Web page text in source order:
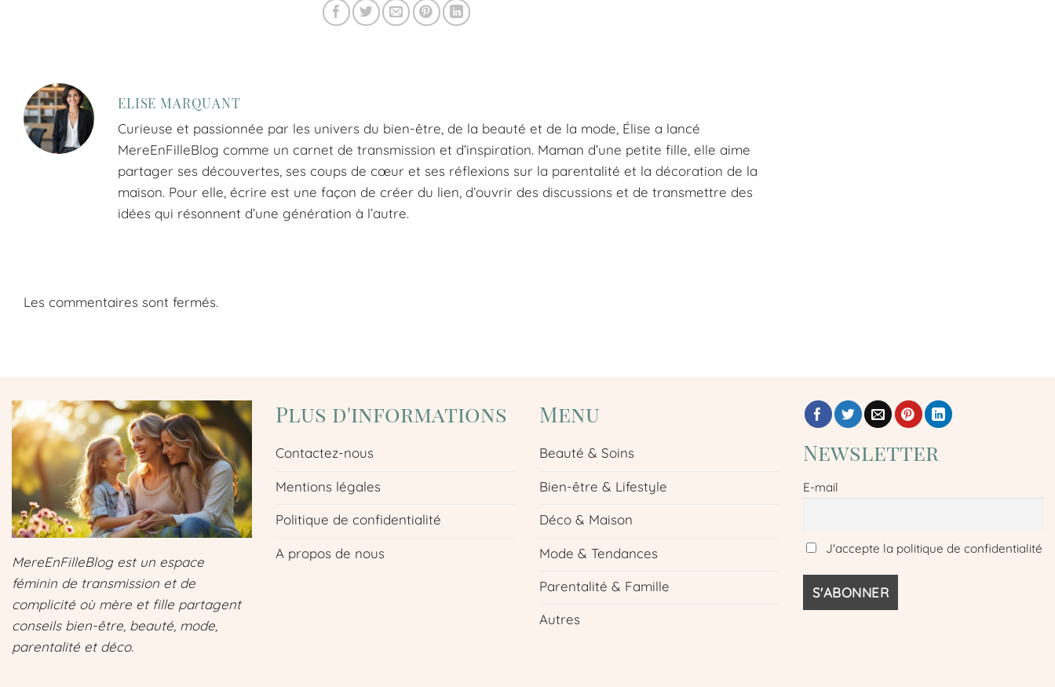
ELISE MARQUANT
Curieuse et passionnée par les univers du bien-être, de la beauté et de la mode, Élise a lancé
MereEnFilleBlog comme un carnet de transmission et d’inspiration. Maman d’une petite fille, elle aime
partager ses découvertes, ses coups de cœur et ses réflexions sur la parentalité et la décoration de la
maison. Pour elle, écrire est une façon de créer du lien, d’ouvrir des discussions et de transmettre des
idées qui résonnent d’une génération à l’autre.
Les commentaires sont fermés.
MereEnFilleBlog est un espace
féminin de transmission et de
complicité où mère et fille partagent
conseils bien-être, beauté, mode,
parentalité et déco.
Plus d'informations
Contactez-nous
Mentions légales
Politique de confidentialité
A propos de nous
Menu
Beauté & Soins
Bien-être & Lifestyle
Déco & Maison
Mode & Tendances
Parentalité & Famille
Autres
Newsletter
E-mail
J'accepte la politique de confidentialité